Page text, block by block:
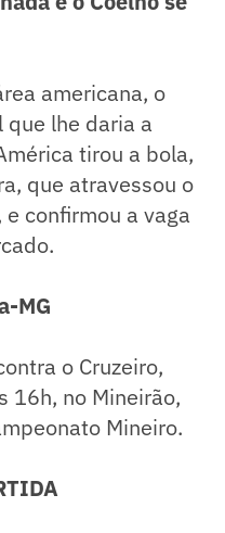
americana, o
que lhe daria a
tirou a bola,
que atravessou o
confirmou a vaga
MG
o Cruzeiro,
16h, no Mineirão,
Mineiro.